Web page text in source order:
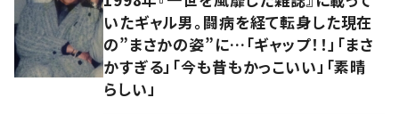
いたギャル男。闘病を経て転身した現在
の”まさかの姿”に…「ギャップ！！」「まさ
かすぎる」「今も昔もかっこいい」「素晴
らしい」